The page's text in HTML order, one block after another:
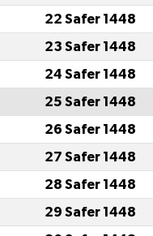
22 Safer 1448
23 Safer 1448
24 Safer 1448
25 Safer 1448
26 Safer 1448
27 Safer 1448
28 Safer 1448
29 Safer 1448